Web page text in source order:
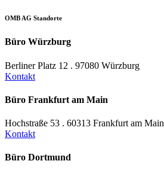
OMB AG Standorte
Büro Würzburg
Berliner Platz 12 . 97080 Würzburg
Kontakt
Büro Frankfurt am Main
Hochstraße 53 . 60313 Frankfurt am Main
Kontakt
Büro Dortmund